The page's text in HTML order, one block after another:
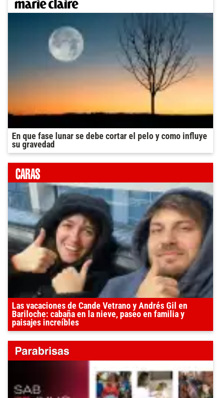
En que fase lunar se debe cortar el pelo y como influye
su gravedad
Las vacaciones de Cande Vetrano y Andrés Gil en
Bariloche: cabaña en la nieve, paseo en familia y
paisajes increíbles